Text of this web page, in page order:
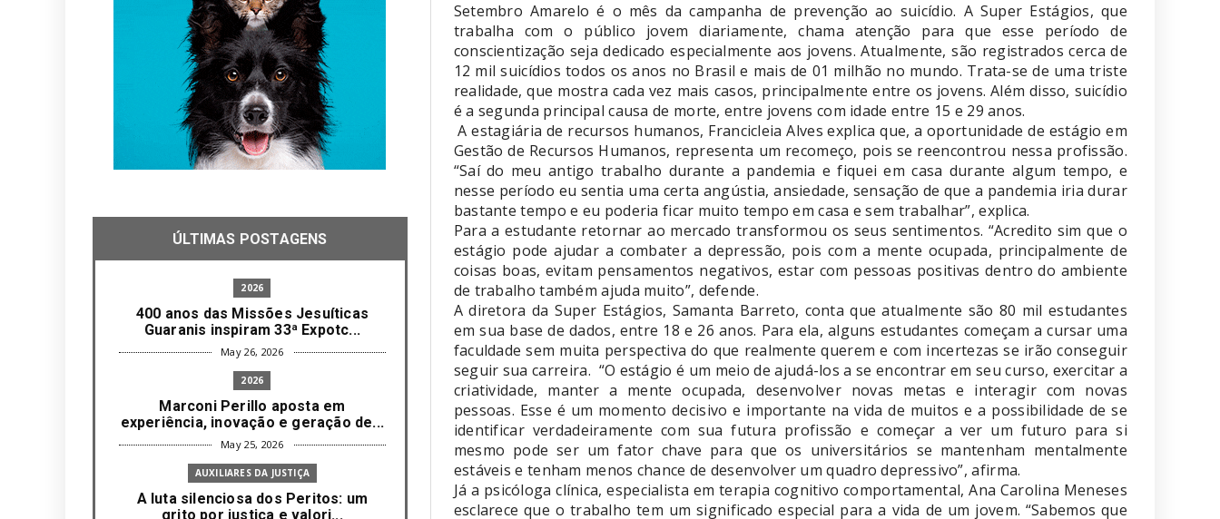
Setembro Amarelo é o mês da campanha de prevenção ao suicídio. A Super Estágios, que
trabalha com o público jovem diariamente, chama atenção para que esse período de
conscientização seja dedicado especialmente aos jovens. Atualmente, são registrados cerca de
12 mil suicídios todos os anos no Brasil e mais de 01 milhão no mundo. Trata-se de uma triste
realidade, que mostra cada vez mais casos, principalmente entre os jovens. Além disso, suicídio
é a segunda principal causa de morte, entre jovens com idade entre 15 e 29 anos.
A estagiária de recursos humanos, Francicleia Alves explica que, a oportunidade de estágio em
Gestão de Recursos Humanos, representa um recomeço, pois se reencontrou nessa profissão.
“Saí do meu antigo trabalho durante a pandemia e fiquei em casa durante algum tempo, e
nesse período eu sentia uma certa angústia, ansiedade, sensação de que a pandemia iria durar
bastante tempo e eu poderia ficar muito tempo em casa e sem trabalhar”, explica.
Para a estudante retornar ao mercado transformou os seus sentimentos. “Acredito sim que o
estágio pode ajudar a combater a depressão, pois com a mente ocupada, principalmente de
coisas boas, evitam pensamentos negativos, estar com pessoas positivas dentro do ambiente
de trabalho também ajuda muito”, defende.
A diretora da Super Estágios, Samanta Barreto, conta que atualmente são 80 mil estudantes
em sua base de dados, entre 18 e 26 anos. Para ela, alguns estudantes começam a cursar uma
faculdade sem muita perspectiva do que realmente querem e com incertezas se irão conseguir
seguir sua carreira. “O estágio é um meio de ajudá-los a se encontrar em seu curso, exercitar a
criatividade, manter a mente ocupada, desenvolver novas metas e interagir com novas
pessoas. Esse é um momento decisivo e importante na vida de muitos e a possibilidade de se
identificar verdadeiramente com sua futura profissão e começar a ver um futuro para si
mesmo pode ser um fator chave para que os universitários se mantenham mentalmente
estáveis e tenham menos chance de desenvolver um quadro depressivo”, afirma.
Já a psicóloga clínica, especialista em terapia cognitivo comportamental, Ana Carolina Meneses
esclarece que o trabalho tem um significado especial para a vida de um jovem. “Sabemos que
ÚLTIMAS POSTAGENS
2026
400 anos das Missões Jesuíticas
Guaranis inspiram 33ª Expotc...
May 26, 2026
2026
Marconi Perillo aposta em
experiência, inovação e geração de...
May 25, 2026
AUXILIARES DA JUSTIÇA
A luta silenciosa dos Peritos: um
grito por justiça e valori...